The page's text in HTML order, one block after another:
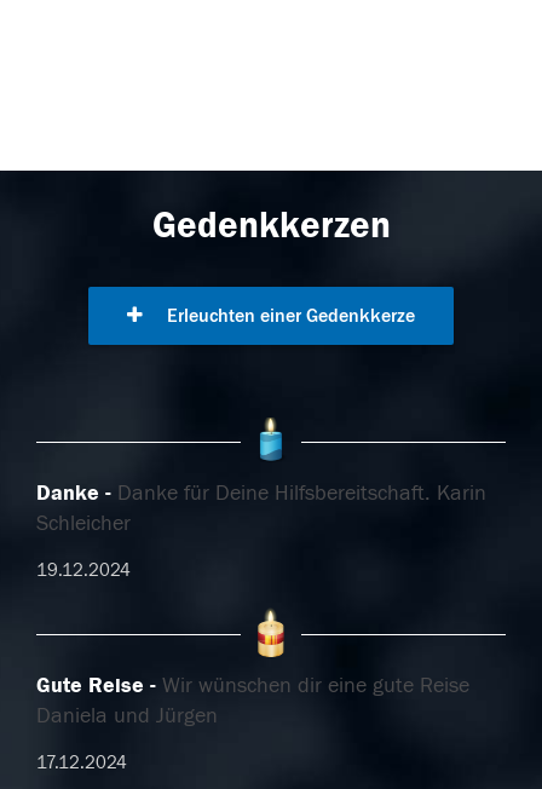
Gedenkkerzen
Erleuchten einer Gedenkkerze
Danke
Danke für Deine Hilfsbereitschaft. Karin
Schleicher
19.12.2024
Gute Reise
Wir wünschen dir eine gute Reise
Daniela und Jürgen
17.12.2024